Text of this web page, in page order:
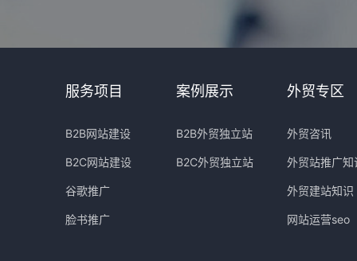
服务项目
B2B网站建设
B2C网站建设
谷歌推广
脸书推广
案例展示
B2B外贸独立站
B2C外贸独立站
外贸专区
外贸咨讯
外贸站推广知
外贸建站知识
网站运营seo